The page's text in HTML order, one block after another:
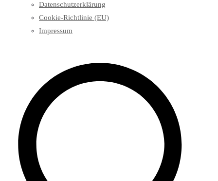
Datenschutzerklärung
Cookie-Richtlinie (EU)
Impressum